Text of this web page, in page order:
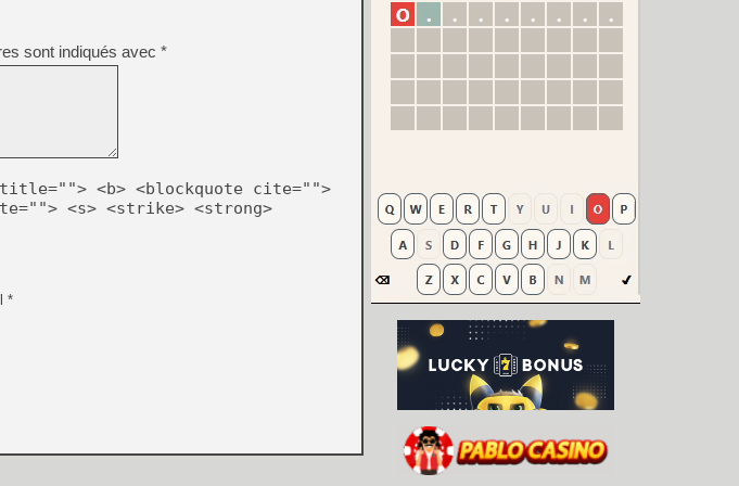
sont indiqués avec *
<b> <blockquote cite="">
<s> <strike> <strong>
*